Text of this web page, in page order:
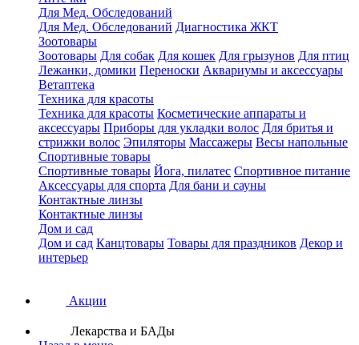
Для Мед. Обследований
Для Мед. Обследований Диагностика ЖКТ
Зоотовары
Зоотовары Для собак Для кошек Для грызунов Для птиц
Лежанки, домики Переноски Аквариумы и аксессуары
Ветаптека
Техника для красоты
Техника для красоты Косметические аппараты и
аксессуары Приборы для укладки волос Для бритья и
стрижки волос Эпиляторы Массажеры Весы напольные
Спортивные товары
Спортивные товары Йога, пилатес Спортивное питание
Аксессуары для спорта Для бани и сауны
Контактные линзы
Контактные линзы
Дом и сад
Дом и сад Канцтовары Товары для праздников Декор и
интерьер
Акции
Лекарства и БАДы